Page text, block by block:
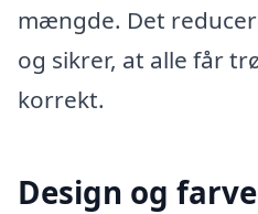
mængde. Det
og sikrer, at alle får
korrekt.
Design og